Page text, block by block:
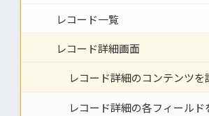
レコード一覧
レコード詳細画面
レコード詳細のコンテンツを
レコード詳細の各フィールド